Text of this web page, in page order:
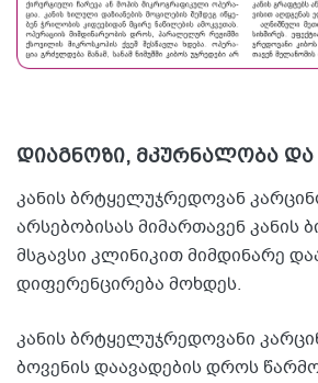
დიაგნოზი, მკურნალობა და
კანის ბრტყელუჯრედოვან
არსებობისას მიმართავენ კანის
მსგავსი კლინიკით მიმდინარე
დიფერენცირება მოხდეს.
კანის ბრტყელუჯრედოვანი
ბოვენის დაავადების დროს